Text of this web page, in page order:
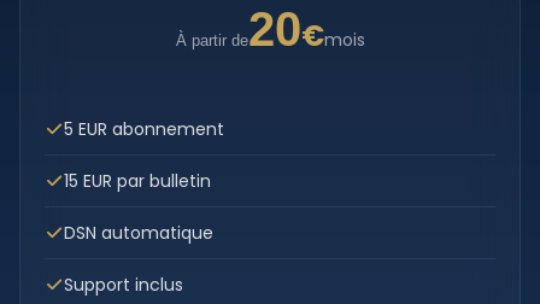
À partir de20€mois
5 EUR abonnement
15 EUR par bulletin
DSN automatique
Support inclus